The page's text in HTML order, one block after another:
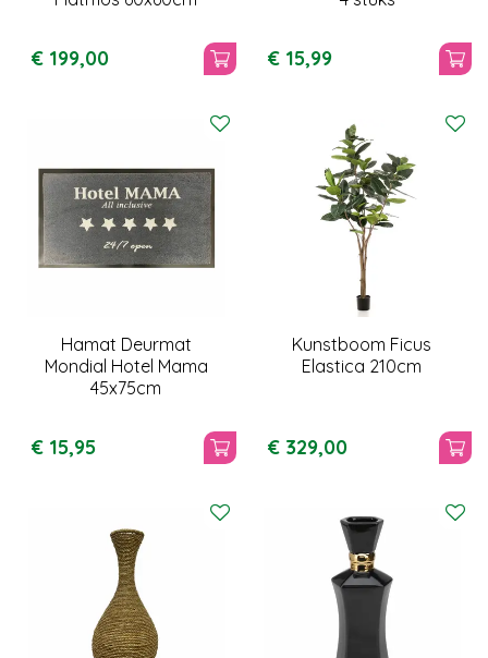
€ 199,00 € 15,99
Hamat Deurmat
Mondial Hotel Mama
45x75cm
€ 15,95
Kunstboom Ficus
Elastica 210cm
€ 329,00